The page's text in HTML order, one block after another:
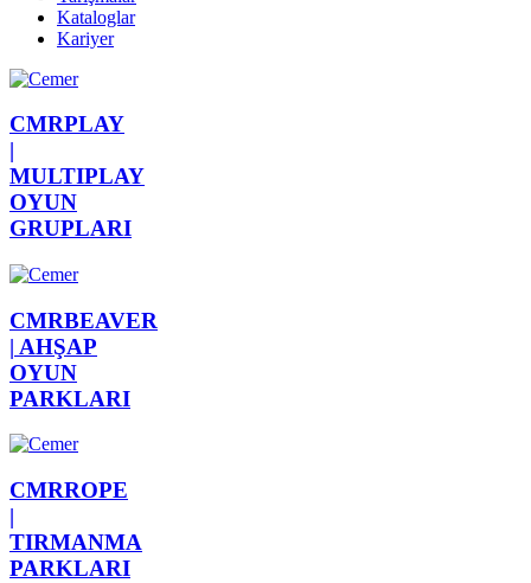
Kataloglar
Kariyer
CMRPLAY
|
MULTIPLAY
OYUN
GRUPLARI
CMRBEAVER
| AHŞAP
OYUN
PARKLARI
CMRROPE
|
TIRMANMA
PARKLARI